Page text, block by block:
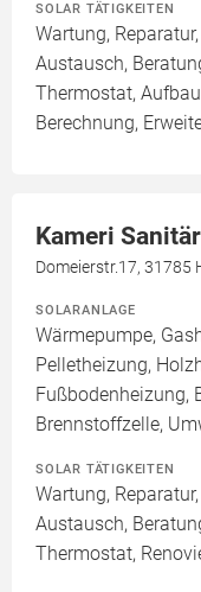
SOLAR TÄTIGKEITEN
Wartung,
Austausch,
Thermostat,
Berechnung,
Kameri
Domeierstr.17, 31785
SOLARANLAGE
Wärmepumpe,
Pelletheizung,
Fußbodenheizung,
Brennstoffzelle,
SOLAR TÄTIGKEITEN
Wartung,
Austausch,
Thermostat,